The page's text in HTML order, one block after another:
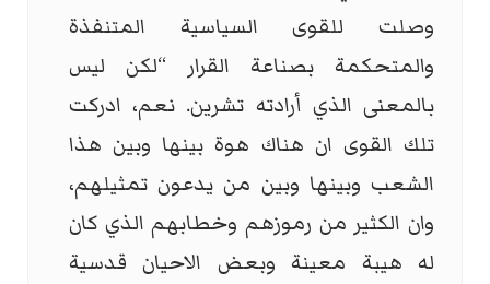
وصلت للقوى السياسية المتنفذة
والمتحكمة بصناعة القرار “لكن ليس
بالمعنى الذي أرادته تشرين. نعم، ادركت
تلك القوى ان هناك هوة بينها وبين هذا
الشعب وبينها وبين من يدعون تمثيلهم،
وان الكثير من رموزهم وخطابهم الذي كان
له هيبة معينة وبعض الاحيان قدسية